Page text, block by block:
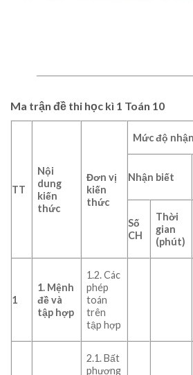
Ma trận đề thi học kì 1 Toán 10
TT
Nội
dung
kiến
thức
Đơn vị
kiến
thức
Mức độ
Nhận biết
Số
CH
Thời
gian
(phút)
1
1. Mệnh
đềvà
tập hợp
1.2. Các
phép
toán
trên
tập hợp
2.1. Bất
phương